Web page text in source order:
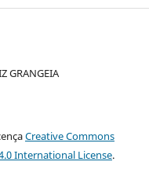
GRANGEIA
Creative Commons
International License.